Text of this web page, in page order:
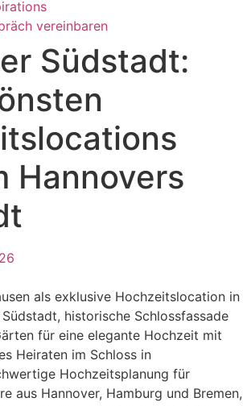
vereinbaren
Südstadt:
Hannovers